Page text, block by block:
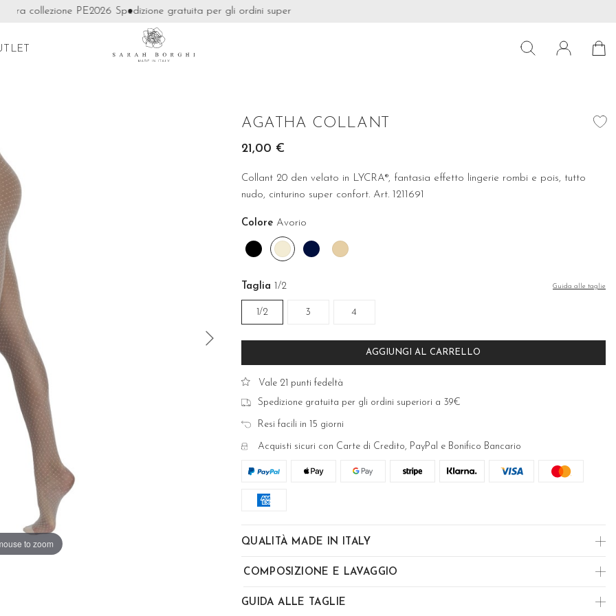
collezione PE2026 Spedizione gratuita per gli ordini superiori a 39€
to zoom
AGATHA COLLANT
21,00 €
Collant 20 den velato in LYCRA®, fantasia effetto lingerie rombi e pois, tutto
nudo, cinturino super confort. Art. 1211691
Colore Avorio
Nero Avorio Blu Nudo
Taglia 1/2 Guida alle taglie
1/2 3 4
AGGIUNGI AL CARRELLO
Vale 21 punti fedeltà
Spedizione gratuita per gli ordini superiori a 39€
Resi facili in 15 giorni
Acquisti sicuri con Carte di Credito, PayPal e Bonifico Bancario
QUALITÀ MADE IN ITALY
COMPOSIZIONE E LAVAGGIO
GUIDA ALLE TAGLIE